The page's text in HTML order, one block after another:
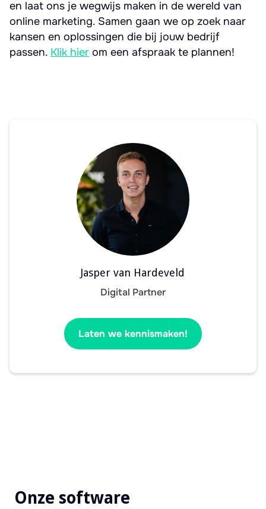
en laat ons je wegwijs maken in de wereld van
online marketing. Samen gaan we op zoek naar
kansen en oplossingen die bij jouw bedrijf
passen. Klik hier om een afspraak te plannen!
Jasper van Hardeveld
Digital Partner
Laten we kennismaken!
Onze software